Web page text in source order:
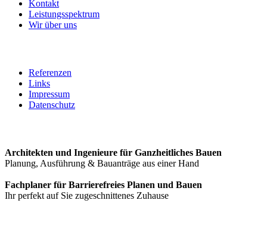
Kontakt
Leistungsspektrum
Wir über uns
Referenzen
Links
Impressum
Datenschutz
Architekten und Ingenieure für Ganzheitliches Bauen
Planung, Ausführung & Bauanträge aus einer Hand
Fachplaner für Barrierefreies Planen und Bauen
Ihr perfekt auf Sie zugeschnittenes Zuhause